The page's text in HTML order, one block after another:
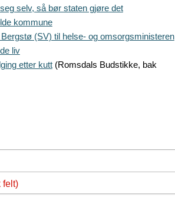
selv, så bør staten gjøre det
kommune
(SV) til helse- og omsorgsministeren
liv
etter kutt(Romsdals Budstikke, bak
felt)